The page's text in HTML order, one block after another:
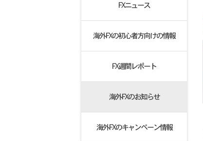
FXニュース
海外FXの初心者方向けの情報
FX週間レポート
海外FXのお知らせ
海外FXのキャンペーン情報